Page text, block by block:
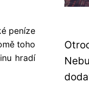
peníze
toho
hradí